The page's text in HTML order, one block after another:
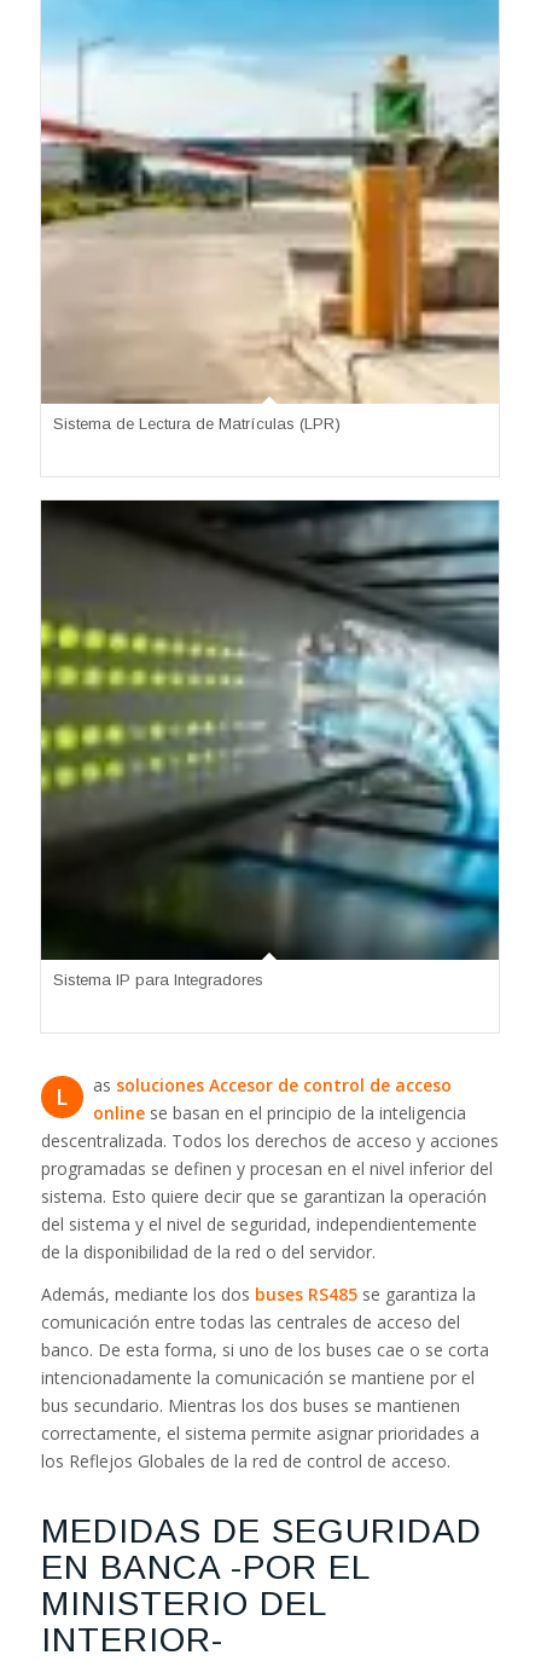
Sistema de Lectura de Matrículas (LPR)
Sistema IP para Integradores
L as soluciones Accesor de control de acceso
onlinese basan en el principio de la inteligencia
descentralizada. Todos los derechos de acceso y acciones
programadas se definen y procesan en el nivel inferior del
sistema. Esto quiere decir que se garantizan la operación
del sistema y el nivel de seguridad, independientemente
de la disponibilidad de la red o del servidor.
Además, mediante los dos buses RS485se garantiza la
comunicación entre todas las centrales de acceso del
banco. De esta forma, si uno de los buses cae o se corta
intencionadamente la comunicación se mantiene por el
bus secundario. Mientras los dos buses se mantienen
correctamente, el sistema permite asignar prioridades a
los Reflejos Globales de la red de control de acceso.
MEDIDAS DE SEGURIDAD
EN BANCA -POR EL
MINISTERIO DEL
INTERIOR-